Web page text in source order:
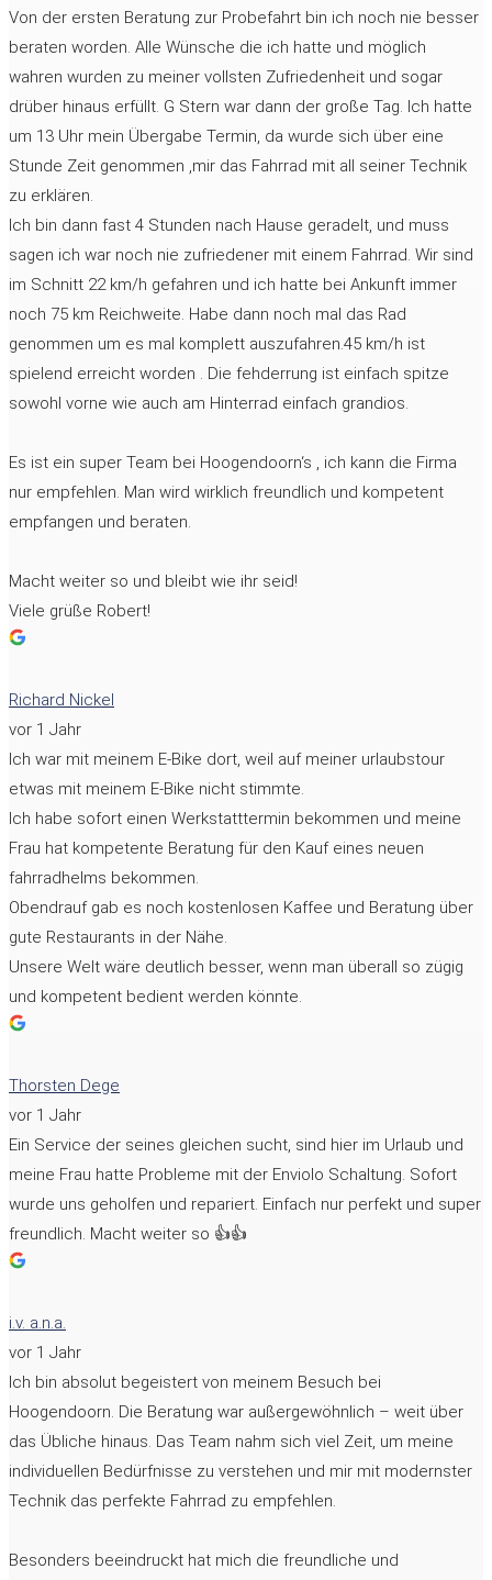
Von der ersten Beratung zur Probefahrt bin ich noch nie besser
beraten worden. Alle Wünsche die ich hatte und möglich
wahren wurden zu meiner vollsten Zufriedenheit und sogar
drüber hinaus erfüllt. G Stern war dann der große Tag. Ich hatte
um 13 Uhr mein Übergabe Termin, da wurde sich über eine
Stunde Zeit genommen ,mir das Fahrrad mit all seiner Technik
zu erklären.
Ich bin dann fast 4 Stunden nach Hause geradelt, und muss
sagen ich war noch nie zufriedener mit einem Fahrrad. Wir sind
im Schnitt 22 km/h gefahren und ich hatte bei Ankunft immer
noch 75 km Reichweite. Habe dann noch mal das Rad
genommen um es mal komplett auszufahren.45 km/h ist
spielend erreicht worden . Die fehderrung ist einfach spitze
sowohl vorne wie auch am Hinterrad einfach grandios.
Es ist ein super Team bei Hoogendoorn‘s , ich kann die Firma
nur empfehlen. Man wird wirklich freundlich und kompetent
empfangen und beraten.
Macht weiter so und bleibt wie ihr seid!
Viele grüße Robert!
Richard Nickel
vor 1 Jahr
Ich war mit meinem E-Bike dort, weil auf meiner urlaubstour
etwas mit meinem E-Bike nicht stimmte.
Ich habe sofort einen Werkstatttermin bekommen und meine
Frau hat kompetente Beratung für den Kauf eines neuen
fahrradhelms bekommen.
Obendrauf gab es noch kostenlosen Kaffee und Beratung über
gute Restaurants in der Nähe.
Unsere Welt wäre deutlich besser, wenn man überall so zügig
und kompetent bedient werden könnte.
Thorsten Dege
vor 1 Jahr
Ein Service der seines gleichen sucht, sind hier im Urlaub und
meine Frau hatte Probleme mit der Enviolo Schaltung. Sofort
wurde uns geholfen und repariert. Einfach nur perfekt und super
freundlich. Macht weiter so 👍👍
i.v. a.n.a.
vor 1 Jahr
Ich bin absolut begeistert von meinem Besuch bei
Hoogendoorn. Die Beratung war außergewöhnlich – weit über
das Übliche hinaus. Das Team nahm sich viel Zeit, um meine
individuellen Bedürfnisse zu verstehen und mir mit modernster
Technik das perfekte Fahrrad zu empfehlen.
Besonders beeindruckt hat mich die freundliche und